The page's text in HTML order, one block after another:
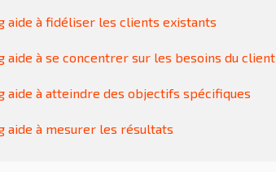
aide à fidéliser les clients existants
aide à se concentrer sur les besoins du client
aide à atteindre des objectifs spécifiques
aide à mesurer les résultats